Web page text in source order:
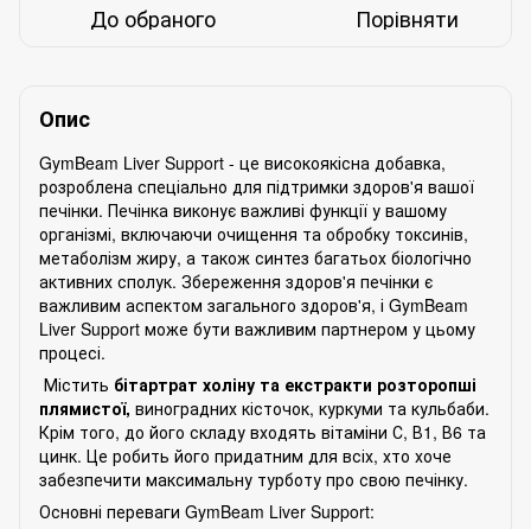
До обраного Порівняти
Опис
GymBeam Liver Support - це високоякісна добавка,
розроблена спеціально для підтримки здоров'я вашої
печінки. Печінка виконує важливі функції у вашому
організмі, включаючи очищення та обробку токсинів,
метаболізм жиру, а також синтез багатьох біологічно
активних сполук. Збереження здоров'я печінки є
важливим аспектом загального здоров'я, і GymBeam
Liver Support може бути важливим партнером у цьому
процесі.
Містить бітартрат холіну та екстракти розторопші
плямистої, виноградних кісточок, куркуми та кульбаби.
Крім того, до його складу входять вітаміни С, В1, В6 та
цинк. Це робить його придатним для всіх, хто хоче
забезпечити максимальну турботу про свою печінку.
Основні переваги GymBeam Liver Support: